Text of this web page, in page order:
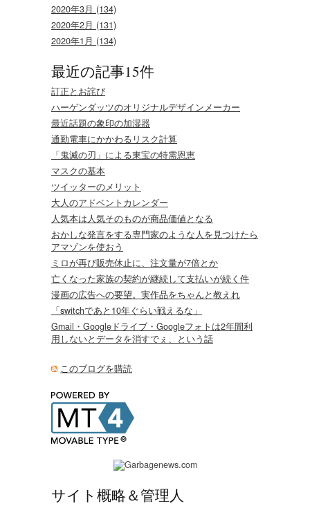
2020年3月 (134)
2020年2月 (131)
2020年1月 (134)
最近の記事15件
訂正とお詫び
ハーゲンダッツのオリジナルデザインメーカー
最近話題の象印の加湿器
通勤電車にかかわるリスク計算
「鬼滅の刃」による東宝の特需恩恵
マスクの基本
ツイッターのメリット
大人のアドベントカレンダー
人気本は人気そのものが商品価値となる
おかしな発言をする専門家のような人を見つけたら
アマゾンを使おう
ミロが再び販売休止に、注文量が7倍とか
亡くなった家族の契約が継続して支払いが続く件
漫画の広告への要望。実作品をちゃんと教えれ
「switchであと10年ぐらい戦えるな」
Gmail・Googleドライブ・Googleフォトは2年間利
用しないとデータを消すでぇ、という話
このブログを購読
サイト概略＆管理人